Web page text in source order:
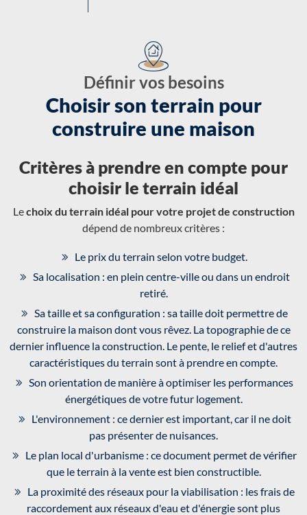
Définir vos besoins
Choisir son terrain pour
construire une maison
Critères à prendre en compte pour
choisir le terrain idéal
Lechoix du terrain idéal pour votre projet de construction
dépend de nombreux critères :
Le prix du terrain selon votre budget.
Sa localisation : en plein centre-ville ou dans un endroit
retiré.
Sa taille et sa configuration : sa taille doit permettre de
construire la maison dont vous rêvez. La topographie de ce
dernier influence la construction. Le pente, le relief et d'autres
caractéristiques du terrain sont à prendre en compte.
Son orientation de manière à optimiser les performances
énergétiques de votre futur logement.
L'environnement : ce dernier est important, car il ne doit
pas présenter de nuisances.
Le plan local d'urbanisme : ce document permet de vérifier
que le terrain à la vente est bien constructible.
La proximité des réseaux pour la viabilisation : les frais de
raccordement aux réseaux d'eau et d'énergie sont plus